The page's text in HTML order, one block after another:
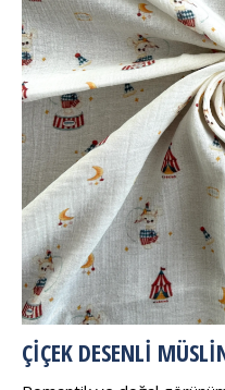
ÇIÇEK DESENLI